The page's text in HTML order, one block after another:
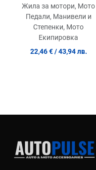
Жила за мотори, Мото
Педали, Манивели и
Степенки, Мото
Екипировка
22,46 € / 43,94 лв.